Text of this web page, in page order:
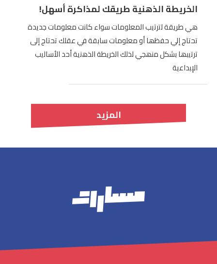
الخريطة الذهنية طريقك لمذاكرة أسهل!
ھﻲ طرﯾﻘﺔ ﻟﺗرﺗﯾب اﻟﻣﻌﻠوﻣﺎت ﺳواء ﻛﺎﻧت ﻣﻌﻠوﻣﺎت ﺟدﯾدة
ﺗﺣﺗﺎج إﻟﻲ ﺣﻔظﮭﺎ أو ﻣﻌﻠوﻣﺎت ﺳﺎﺑﻘﺔ ﻓﻲ ﻋﻘﻠك ﺗﺣﺗﺎج إﻟﻰ
ﺗرﺗﯾﺑﮭﺎ ﺑﺷﻛل ﻣﻧﮭﺟﻲ ﻟذﻟك اﻟﺧرﯾطﺔ اﻟذھﻧﯾﺔ أﺣد اﻷﺳﺎﻟﯾب
اﻹﺑداﻋﯾﺔ
المزيد